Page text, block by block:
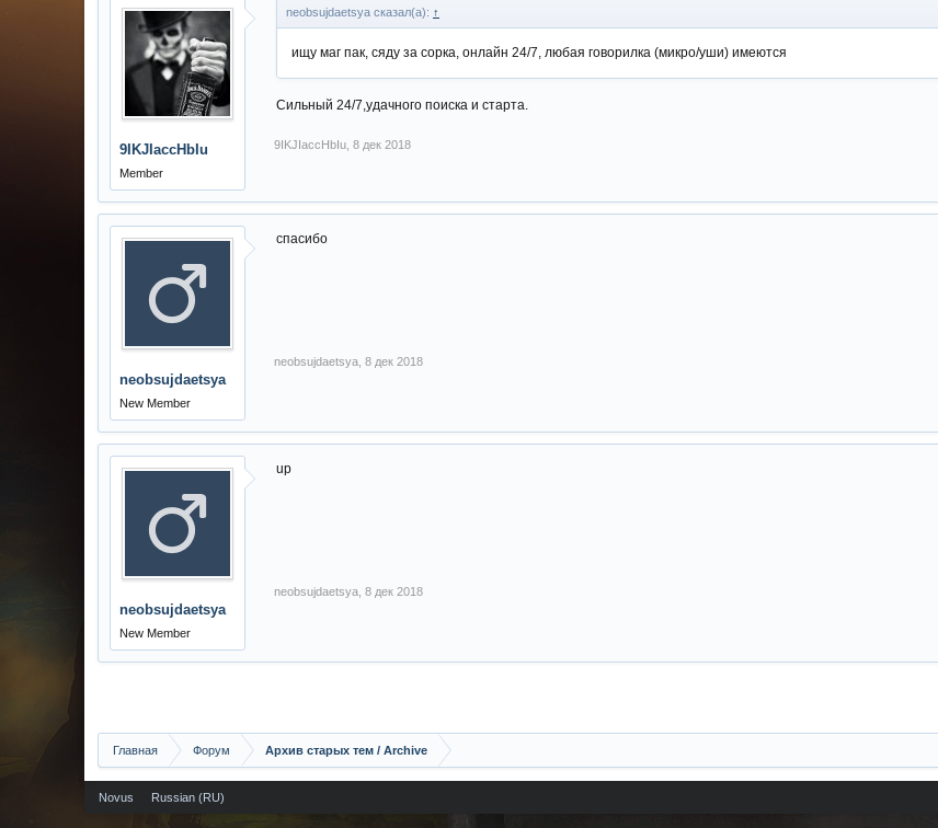
9IKJIaccHbIu
Member
neobsujdaetsya сказал(а): ↑
ищу маг пак, сяду за сорка, онлайн 24/7, любая говорилка (микро/уши) имеются
Сильный 24/7,удачного поиска и старта.
9IKJIaccHbIu 8 дек 2018
neobsujdaetsya
New Member
спасибо
neobsujdaetsya 8 дек 2018
neobsujdaetsya
New Member
up
neobsujdaetsya 8 дек 2018
Главная Форум Архив старых тем / Archive
Novus Russian (RU)